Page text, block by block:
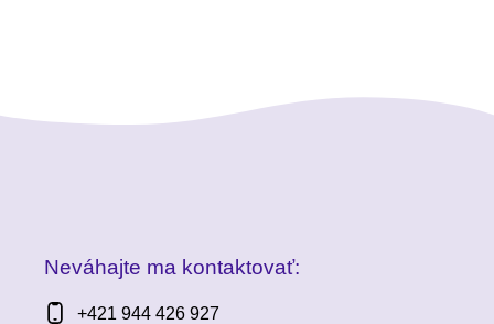
Neváhajte ma kontaktovať:
+421 944 426 927